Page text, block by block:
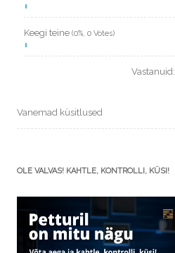
Keegi teine (0%, 0 Votes)
Vastanuid:
Vanemad küsitlused
OLE VALVAS! KAHTLE, KONTROLLI, KÜSI!